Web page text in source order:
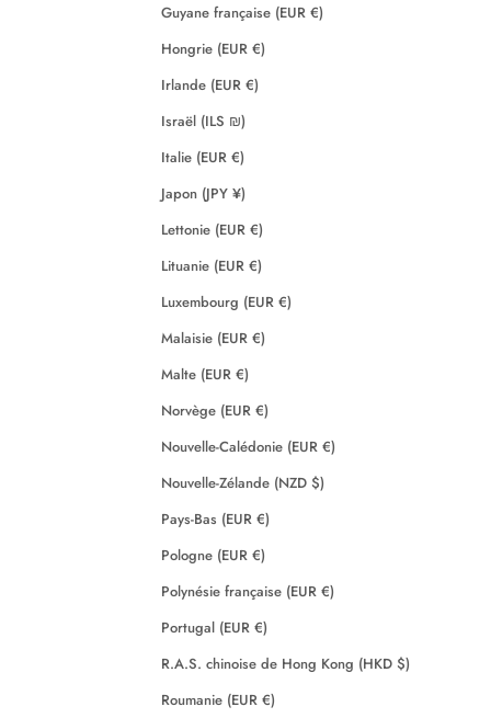
Guyane française (EUR €)
Hongrie (EUR €)
Irlande (EUR €)
Israël (ILS ₪)
Italie (EUR €)
Japon (JPY ¥)
Lettonie (EUR €)
Lituanie (EUR €)
Luxembourg (EUR €)
Malaisie (EUR €)
Malte (EUR €)
Norvège (EUR €)
Nouvelle-Calédonie (EUR €)
Nouvelle-Zélande (NZD $)
Pays-Bas (EUR €)
Pologne (EUR €)
Polynésie française (EUR €)
Portugal (EUR €)
R.A.S. chinoise de Hong Kong (HKD $)
Roumanie (EUR €)